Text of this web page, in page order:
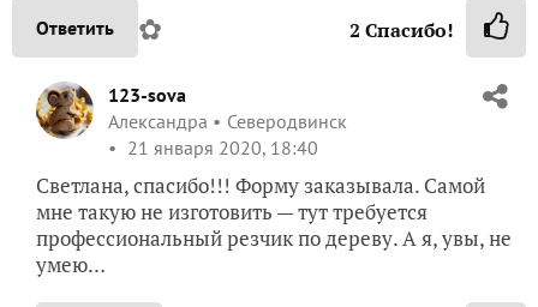
Ответить ✿ 2 Спасибо!
123-sova
Александра
Северодвинск
21 января 2020, 18:40
Светлана, спасибо!!! Форму заказывала. Самой
мне такую не изготовить — тут требуется
профессиональный резчик по дереву. А я, увы, не
умею…